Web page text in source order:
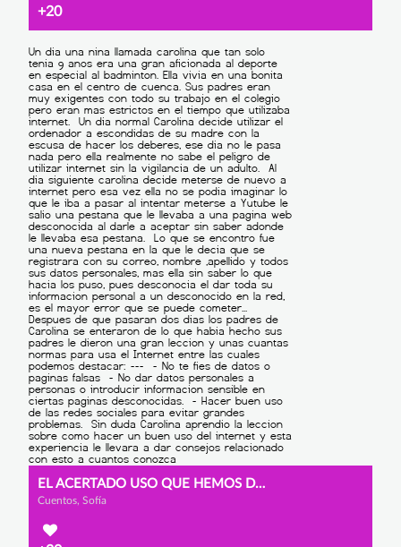
+20
EL ACERTADO USO QUE HEMOS DE HACER DE INTERNET
Cuentos, Sofía